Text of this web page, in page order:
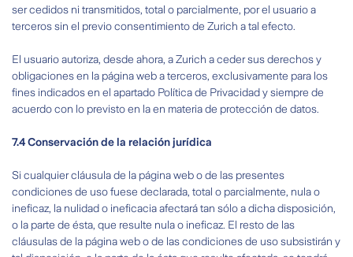
ser cedidos ni transmitidos, total o parcialmente, por el usuario a
terceros sin el previo consentimiento de Zurich a tal efecto.
El usuario autoriza, desde ahora, a Zurich a ceder sus derechos y
obligaciones en la página web a terceros, exclusivamente para los
fines indicados en el apartado Política de Privacidad y siempre de
acuerdo con lo previsto en la en materia de protección de datos.
7.4 Conservación de la relación jurídica
Si cualquier cláusula de la página web o de las presentes
condiciones de uso fuese declarada, total o parcialmente, nula o
ineficaz, la nulidad o ineficacia afectará tan sólo a dicha disposición,
o la parte de ésta, que resulte nula o ineficaz. El resto de las
cláusulas de la página web o de las condiciones de uso subsistirán y